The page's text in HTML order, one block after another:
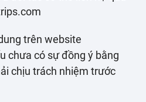
trên website
chưa có sự đồng ý bằng
chịu trách nhiệm trước